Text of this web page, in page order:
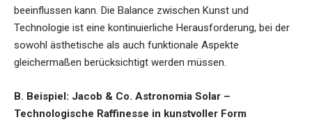
beeinflussen kann. Die Balance zwischen Kunst und
Technologie ist eine kontinuierliche Herausforderung, bei der
sowohl ästhetische als auch funktionale Aspekte
gleichermaßen berücksichtigt werden müssen.
B. Beispiel: Jacob & Co. Astronomia Solar –
Technologische Raffinesse in kunstvoller Form